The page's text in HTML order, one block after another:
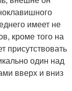
имеет не
кроме того на
присутствовать
один над
вверх и вниз